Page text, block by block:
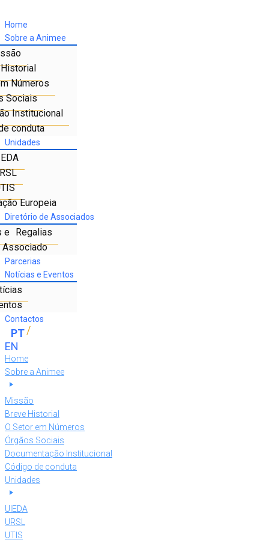
Home
Sobre a Animee
Números
Sociais
Institucional
conduta
Unidades
Europeia
Diretório de Associados
e Regalias
Associado
Parcerias
Notícias e Eventos
Contactos
Home
Sobre a Animee
Missão
Breve Historial
O Setor em Números
Órgãos Sociais
Documentação Institucional
Código de conduta
Unidades
UIEDA
URSL
UTIS